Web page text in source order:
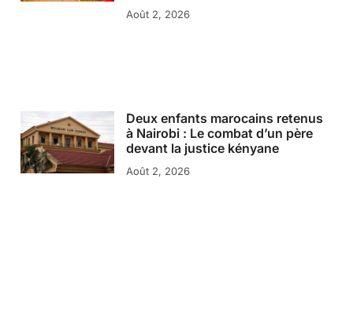
Août 2, 2026
Deux enfants marocains retenus
à Nairobi : Le combat d’un père
devant la justice kényane
Août 2, 2026